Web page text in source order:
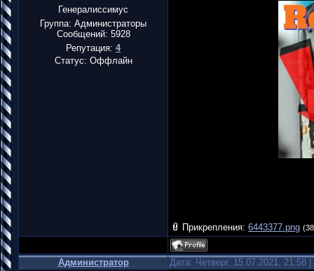
Генералиссимус
Группа: Администраторы
Сообщений: 5928
Репутация: 4
Статус: Оффлайн
Прикрепления: 6443377.png
Администратор
Дата: Четверг, 15.07.2021,